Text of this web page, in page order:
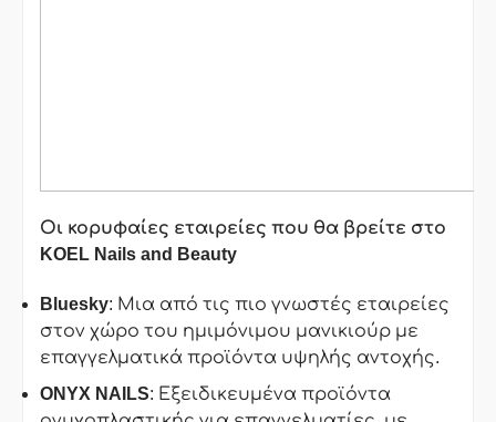
Οι κορυφαίες εταιρείες που θα βρείτε στο
KOEL Nails and Beauty
Bluesky: Μια από τις πιο γνωστές εταιρείες
στον χώρο του ημιμόνιμου μανικιούρ με
επαγγελματικά προϊόντα υψηλής αντοχής.
ONYX NAILS: Εξειδικευμένα προϊόντα